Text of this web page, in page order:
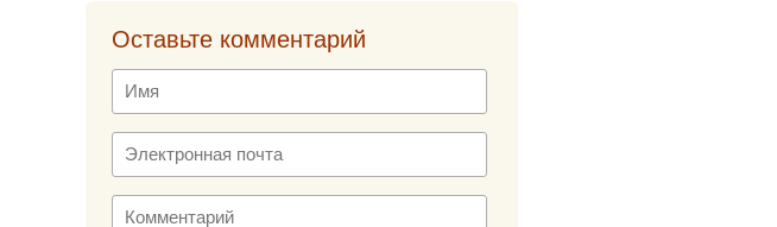
Оставьте комментарий